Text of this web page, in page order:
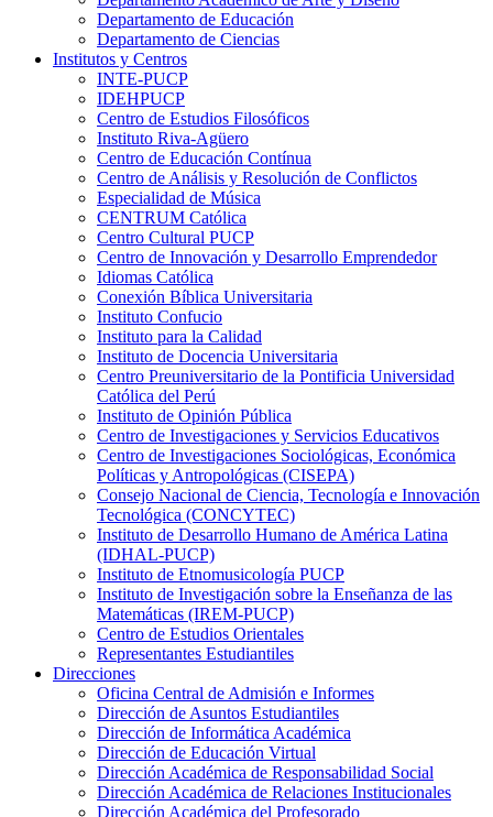
Departamento de Educación
Departamento de Ciencias
Institutos y Centros
INTE-PUCP
IDEHPUCP
Centro de Estudios Filosóficos
Instituto Riva-Agüero
Centro de Educación Contínua
Centro de Análisis y Resolución de Conflictos
Especialidad de Música
CENTRUM Católica
Centro Cultural PUCP
Centro de Innovación y Desarrollo Emprendedor
Idiomas Católica
Conexión Bíblica Universitaria
Instituto Confucio
Instituto para la Calidad
Instituto de Docencia Universitaria
Centro Preuniversitario de la Pontificia Universidad
Católica del Perú
Instituto de Opinión Pública
Centro de Investigaciones y Servicios Educativos
Centro de Investigaciones Sociológicas, Económica
Políticas y Antropológicas (CISEPA)
Consejo Nacional de Ciencia, Tecnología e Innovación
Tecnológica (CONCYTEC)
Instituto de Desarrollo Humano de América Latina
(IDHAL-PUCP)
Instituto de Etnomusicología PUCP
Instituto de Investigación sobre la Enseñanza de las
Matemáticas (IREM-PUCP)
Centro de Estudios Orientales
Representantes Estudiantiles
Direcciones
Oficina Central de Admisión e Informes
Dirección de Asuntos Estudiantiles
Dirección de Informática Académica
Dirección de Educación Virtual
Dirección Académica de Responsabilidad Social
Dirección Académica de Relaciones Institucionales
Dirección Académica del Profesorado